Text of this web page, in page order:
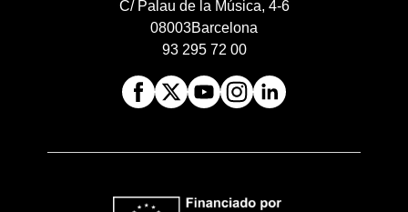
C/ Palau de la Música, 4-6
08003Barcelona
93 295 72 00